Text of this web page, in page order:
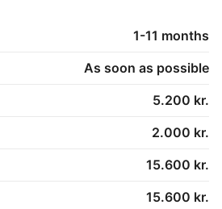
1-11 months
As soon as possible
5.200 kr.
2.000 kr.
15.600 kr.
15.600 kr.